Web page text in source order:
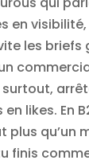
en
les briefs
likes. En
qu’un
finis